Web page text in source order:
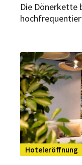
Die Dönerkette
bundesweite
Hoteleröffnung